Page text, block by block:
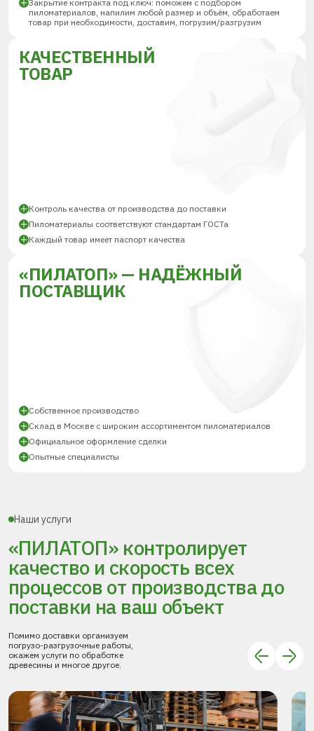
Закрытие контракта под ключ: поможем с подбором
пиломатериалов, напилим любой размер и объём, обработаем
товар при необходимости, доставим, погрузим/разгрузим
КАЧЕСТВЕННЫЙ
ТОВАР
Контроль качества от производства до поставки
Пиломатериалы соответствуют стандартам ГОСТа
Каждый товар имеет паспорт качества
«ПИЛАТОП» — НАДЁЖНЫЙ
ПОСТАВЩИК
Собственное производство
Склад в Москве с широким ассортиментом пиломатериалов
Официальное оформление сделки
Опытные специалисты
Наши услуги
«ПИЛАТОП» контролирует
качество и скорость всех
процессовот производства до
поставки на ваш объект
Помимо доставки организуем
погрузо-разгрузочные работы,
окажем услуги по обработке
древесины и многое другое.